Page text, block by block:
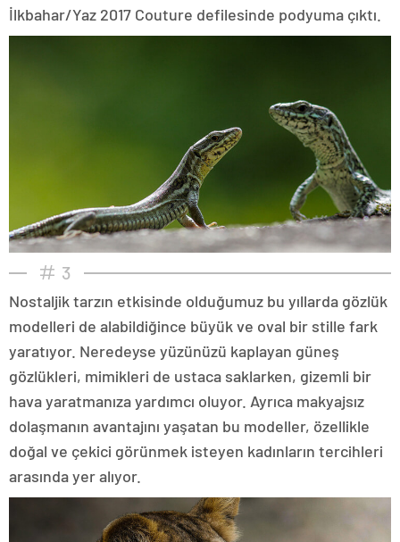
İlkbahar/Yaz 2017 Couture defilesinde podyuma çıktı.
3
Nostaljik tarzın etkisinde olduğumuz bu yıllarda gözlük
modelleri de alabildiğince büyük ve oval bir stille fark
yaratıyor. Neredeyse yüzünüzü kaplayan güneş
gözlükleri, mimikleri de ustaca saklarken, gizemli bir
hava yaratmanıza yardımcı oluyor. Ayrıca makyajsız
dolaşmanın avantajını yaşatan bu modeller, özellikle
doğal ve çekici görünmek isteyen kadınların tercihleri
arasında yer alıyor.